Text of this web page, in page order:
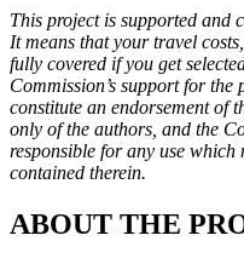
This project is supported and
It means that your travel
fully covered if you get
Commission’s support for
constitute an endorsement of
only of the authors, and the
responsible for any use
contained therein.
ABOUT THE